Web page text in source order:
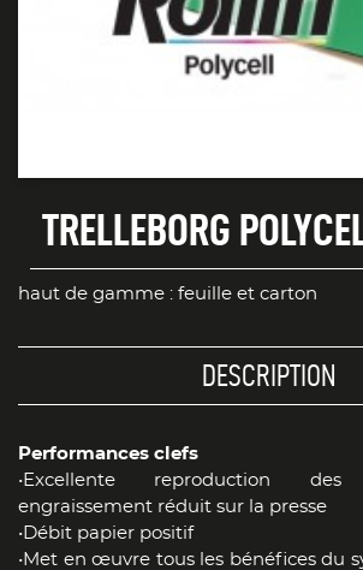
TRELLEBORG
haut de gamme : feuille et carton
DESCRIPTION
Performances clefs
•Excellente reproduction
engraissement réduit sur la presse
•Débit papier positif
•Met en œuvre tous les bénéfices du